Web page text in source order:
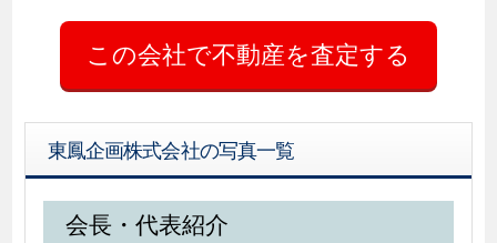
東鳳企画株式会社の写真一覧
会長・代表紹介